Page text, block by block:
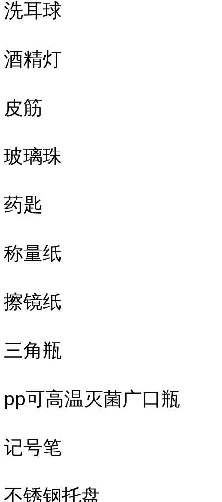
洗耳球
酒精灯
皮筋
玻璃珠
药匙
称量纸
擦镜纸
三角瓶
pp可高温灭菌广口瓶
记号笔
不锈钢托盘